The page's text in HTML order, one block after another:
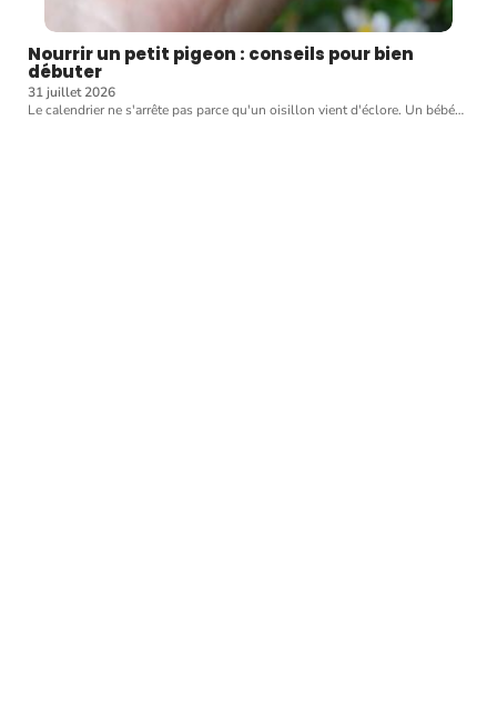
Nourrir un petit pigeon : conseils pour bien
débuter
31 juillet 2026
Le calendrier ne s'arrête pas parce qu'un oisillon vient d'éclore. Un bébé…